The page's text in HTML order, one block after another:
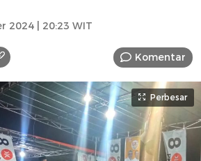
2024 | 20:23 WIT
Komentar
Perbesar